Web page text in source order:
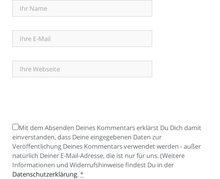
Mit dem Absenden Deines Kommentars erklärst Du Dich damit
einverstanden, dass Deine eingegebenen Daten zur
Veröffentlichung Deines Kommentars verwendet werden - außer
natürlich Deiner E-Mail-Adresse, die ist nur für uns. (Weitere
Informationen und Widerrufshinweise findest Du in der
Datenschutzerklärung. *